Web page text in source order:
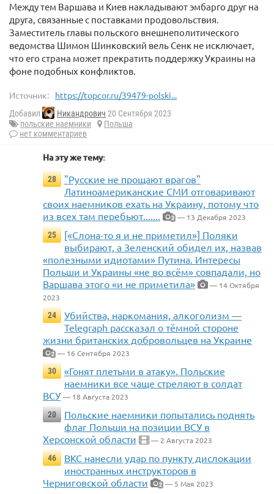
Между тем Варшава и Киев накладывают эмбарго друг на
друга, связанные с поставками продовольствия.
Заместитель главы польского внешнеполитического
ведомства Шимон Шинковский вель Сенк не исключает,
что его страна может прекратить поддержку Украины на
фоне подобных конфликтов.
Источник: https://topcor.ru/39479-polski...
Добавил Никандрович 20 Сентября 2023
польские наемники
Польша
нет комментариев
На эту же тему:
28
"Русские не прощают врагов"
Латиноамериканские СМИ отговаривают
своих наемников ехать на Украину, потому что
из всех там перебьют.......
3 — 13 Декабря 2023
25
[«Слона-то я и не приметил»] Поляки
выбирают, а Зеленский обидел их, назвав
«полезными идиотами» Путина. Интересы
Польши и Украины «не во всём» совпадали, но
Варшава этого «и не приметила»
— 14 Октября
2023
24
Убийства, наркомания, алкоголизм —
Telegraph рассказал о тёмной стороне
жизни британских добровольцев на Украине
2 — 16 Сентября 2023
30
«Гонят плетьми в атаку». Польские
наемники все чаще стреляют в солдат
ВСУ — 18 Августа 2023
20
Польские наемники попытались поднять
флаг Польши на позиции ВСУ в
Херсонской области
— 2 Августа 2023
46
ВКС нанесли удар по пункту дислокации
иностранных инструкторов в
Черниговской области
2 — 5 Мая 2023